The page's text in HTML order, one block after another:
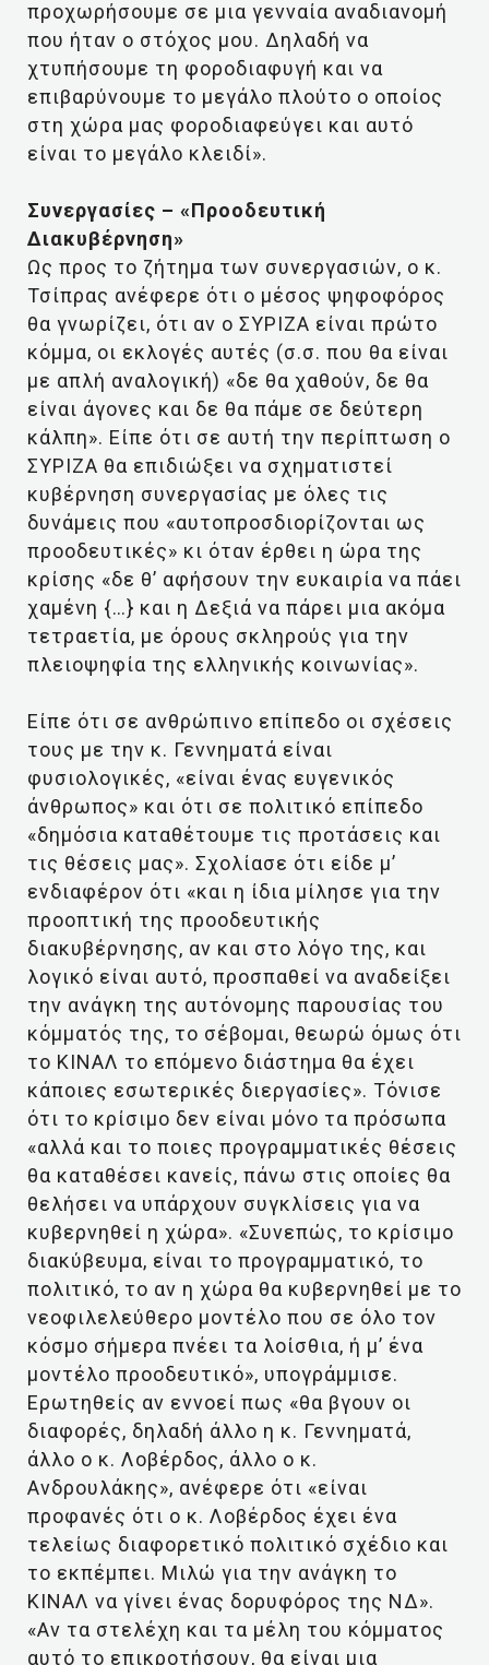
προχωρήσουμε σε μια γενναία αναδιανομή
που ήταν ο στόχος μου. Δηλαδή να
χτυπήσουμε τη φοροδιαφυγή και να
επιβαρύνουμε το μεγάλο πλούτο ο οποίος
στη χώρα μας φοροδιαφεύγει και αυτό
είναι το μεγάλο κλειδί».
Συνεργασίες – «Προοδευτική
Διακυβέρνηση»
Ως προς το ζήτημα των συνεργασιών, ο κ.
Τσίπρας ανέφερε ότι ο μέσος ψηφοφόρος
θα γνωρίζει, ότι αν ο ΣΥΡΙΖΑ είναι πρώτο
κόμμα, οι εκλογές αυτές (σ.σ. που θα είναι
με απλή αναλογική) «δε θα χαθούν, δε θα
είναι άγονες και δε θα πάμε σε δεύτερη
κάλπη». Είπε ότι σε αυτή την περίπτωση ο
ΣΥΡΙΖΑ θα επιδιώξει να σχηματιστεί
κυβέρνηση συνεργασίας με όλες τις
δυνάμεις που «αυτοπροσδιορίζονται ως
προοδευτικές» κι όταν έρθει η ώρα της
κρίσης «δε θ’ αφήσουν την ευκαιρία να πάει
χαμένη {…} και η Δεξιά να πάρει μια ακόμα
τετραετία, με όρους σκληρούς για την
πλειοψηφία της ελληνικής κοινωνίας».
Είπε ότι σε ανθρώπινο επίπεδο οι σχέσεις
τους με την κ. Γεννηματά είναι
φυσιολογικές, «είναι ένας ευγενικός
άνθρωπος» και ότι σε πολιτικό επίπεδο
«δημόσια καταθέτουμε τις προτάσεις και
τις θέσεις μας». Σχολίασε ότι είδε μ’
ενδιαφέρον ότι «και η ίδια μίλησε για την
προοπτική της προοδευτικής
διακυβέρνησης, αν και στο λόγο της, και
λογικό είναι αυτό, προσπαθεί να αναδείξει
την ανάγκη της αυτόνομης παρουσίας του
κόμματός της, το σέβομαι, θεωρώ όμως ότι
το ΚΙΝΑΛ το επόμενο διάστημα θα έχει
κάποιες εσωτερικές διεργασίες». Τόνισε
ότι το κρίσιμο δεν είναι μόνο τα πρόσωπα
«αλλά και το ποιες προγραμματικές θέσεις
θα καταθέσει κανείς, πάνω στις οποίες θα
θελήσει να υπάρχουν συγκλίσεις για να
κυβερνηθεί η χώρα». «Συνεπώς, το κρίσιμο
διακύβευμα, είναι το προγραμματικό, το
πολιτικό, το αν η χώρα θα κυβερνηθεί με το
νεοφιλελεύθερο μοντέλο που σε όλο τον
κόσμο σήμερα πνέει τα λοίσθια, ή μ’ ένα
μοντέλο προοδευτικό», υπογράμμισε.
Ερωτηθείς αν εννοεί πως «θα βγουν οι
διαφορές, δηλαδή άλλο η κ. Γεννηματά,
άλλο ο κ. Λοβέρδος, άλλο ο κ.
Ανδρουλάκης», ανέφερε ότι «είναι
προφανές ότι ο κ. Λοβέρδος έχει ένα
τελείως διαφορετικό πολιτικό σχέδιο και
το εκπέμπει. Μιλώ για την ανάγκη το
ΚΙΝΑΛ να γίνει ένας δορυφόρος της ΝΔ».
«Αν τα στελέχη και τα μέλη του κόμματος
αυτό το επικροτήσουν, θα είναι μια